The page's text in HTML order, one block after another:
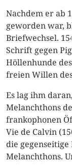
Nachdem er ab
geworden war,
Briefwechsel.
Schrift gegen
Höllenhunde
freien Willen
Es lag ihm
Melanchthons
frankophonen
Vie de Calvin
die
Melanchthons.